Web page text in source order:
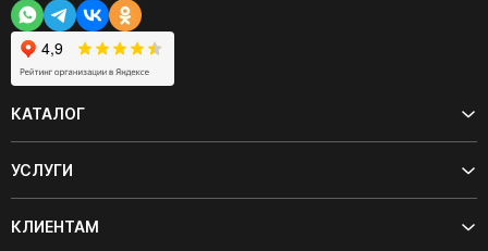
КАТАЛОГ
УСЛУГИ
КЛИЕНТАМ